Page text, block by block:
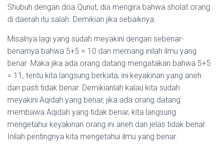
Shubuh dengan doa Qunut, dia mengira bahwa sholat orang
di daerah itu salah. Demikian jika sebaiknya.
Misalnya lagi yang sudah meyakini dengan sebenar-
benarnya bahwa 5+5 = 10 dan memang inilah ilmu yang
benar. Maka jika ada orang datang mengatakan bahwa 5+5
= 11, tentu kita langsung berkata, ini keyakinan yang aneh
dan pasti tidak benar. Demikianlah kalau kita sudah
meyakini Aqidah yang benar, jika ada orang datang
membawa Aqidah yang tidak benar, kita langsung
mengetahui keyakinan orang ini aneh dan jelas tidak benar.
Inilah pentingnya kita mengetahui ilmu yang benar.